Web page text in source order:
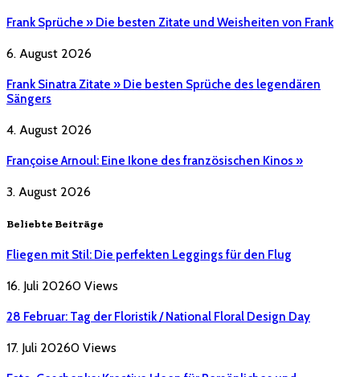
Frank Sprüche » Die besten Zitate und Weisheiten von Frank
6. August 2026
Frank Sinatra Zitate » Die besten Sprüche des legendären
Sängers
4. August 2026
Françoise Arnoul: Eine Ikone des französischen Kinos »
3. August 2026
Beliebte Beiträge
Fliegen mit Stil: Die perfekten Leggings für den Flug
16. Juli 20260 Views
28 Februar: Tag der Floristik / National Floral Design Day
17. Juli 20260 Views